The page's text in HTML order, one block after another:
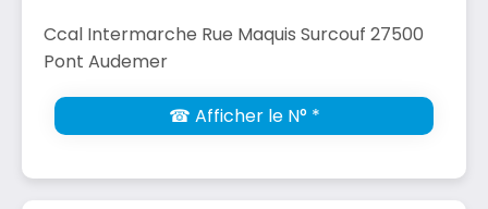
Ccal Intermarche Rue Maquis Surcouf 27500
Pont Audemer
☎ Afficher le N° *